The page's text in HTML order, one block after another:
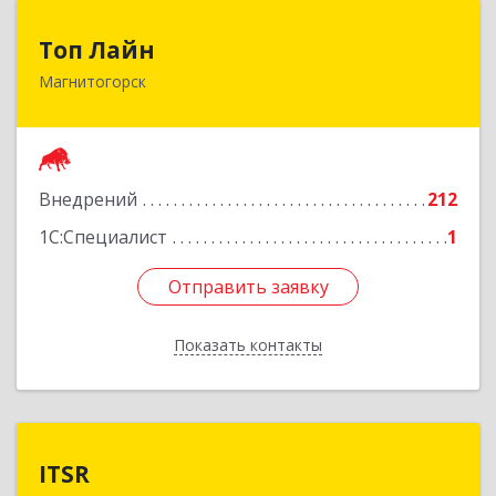
Топ Лайн
Магнитогорск
Внедрений
212
1С:Специалист
1
Отправить заявку
Показать контакты
454000, Челябинская обл, Магнитогорск г,
Отправить заявку
Назад
ITSR